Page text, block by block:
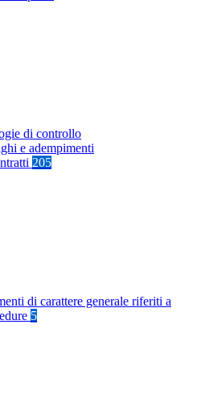
di controllo
e adempimenti
205
di carattere generale riferiti a
5